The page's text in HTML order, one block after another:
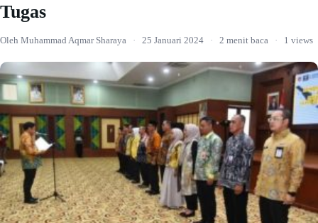
Tugas
Oleh Muhammad Aqmar Sharaya · 25 Januari 2024 · 2 menit baca · 1 views